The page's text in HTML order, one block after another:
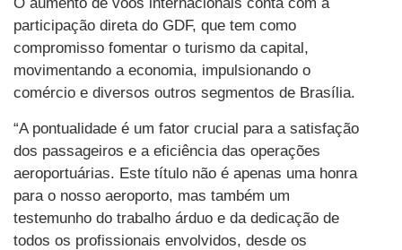
participação direta do GDF, que tem como
compromisso fomentar o turismo da capital,
movimentando a economia, impulsionando o
comércio e diversos outros segmentos de Brasília.
“A pontualidade é um fator crucial para a satisfação
dos passageiros e a eficiência das operações
aeroportuárias. Este título não é apenas uma honra
para o nosso aeroporto, mas também um
testemunho do trabalho árduo e da dedicação de
todos os profissionais envolvidos, desde os